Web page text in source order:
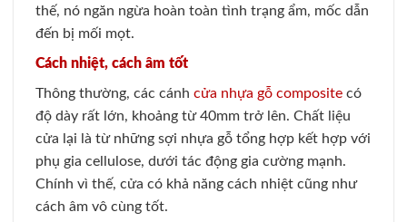
thế, nó ngăn ngừa hoàn toàn tình trạng ẩm, mốc dẫn
đến bị mối mọt.
Cách nhiệt, cách âm tốt
Thông thường, các cánh cửa nhựa gỗ composite có
độ dày rất lớn, khoảng từ 40mm trở lên. Chất liệu
cửa lại là từ những sợi nhựa gỗ tổng hợp kết hợp với
phụ gia cellulose, dưới tác động gia cường mạnh.
Chính vì thế, cửa có khả năng cách nhiệt cũng như
cách âm vô cùng tốt.